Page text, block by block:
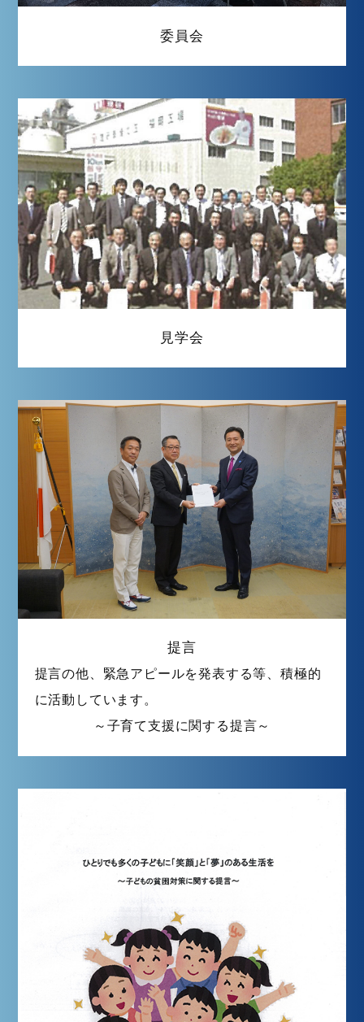
委員会
見学会
提言
提言の他、緊急アピールを発表する等、積極的
に活動しています。
～ 子育て支援に関する提言～